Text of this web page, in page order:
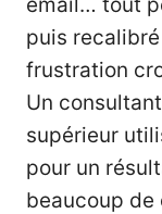
puis
frustration
Un
supérieur
pour un
beaucoup de